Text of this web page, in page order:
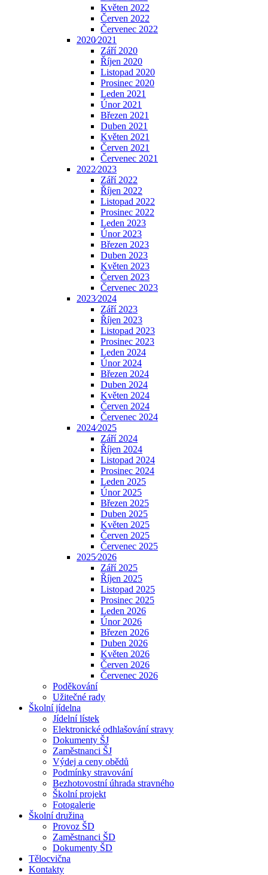
Květen 2022
Červen 2022
Červenec 2022
2020⁄2021
Září 2020
Říjen 2020
Listopad 2020
Prosinec 2020
Leden 2021
Únor 2021
Březen 2021
Duben 2021
Květen 2021
Červen 2021
Červenec 2021
2022⁄2023
Září 2022
Říjen 2022
Listopad 2022
Prosinec 2022
Leden 2023
Únor 2023
Březen 2023
Duben 2023
Květen 2023
Červen 2023
Červenec 2023
2023⁄2024
Září 2023
Říjen 2023
Listopad 2023
Prosinec 2023
Leden 2024
Únor 2024
Březen 2024
Duben 2024
Květen 2024
Červen 2024
Červenec 2024
2024⁄2025
Září 2024
Říjen 2024
Listopad 2024
Prosinec 2024
Leden 2025
Únor 2025
Březen 2025
Duben 2025
Květen 2025
Červen 2025
Červenec 2025
2025⁄2026
Září 2025
Říjen 2025
Listopad 2025
Prosinec 2025
Leden 2026
Únor 2026
Březen 2026
Duben 2026
Květen 2026
Červen 2026
Červenec 2026
Poděkování
Užitečné rady
Školní jídelna
Jídelní lístek
Elektronické odhlašování stravy
Dokumenty ŠJ
Zaměstnanci ŠJ
Výdej a ceny obědů
Podmínky stravování
Bezhotovostní úhrada stravného
Školní projekt
Fotogalerie
Školní družina
Provoz ŠD
Zaměstnanci ŠD
Dokumenty ŠD
Tělocvična
Kontakty